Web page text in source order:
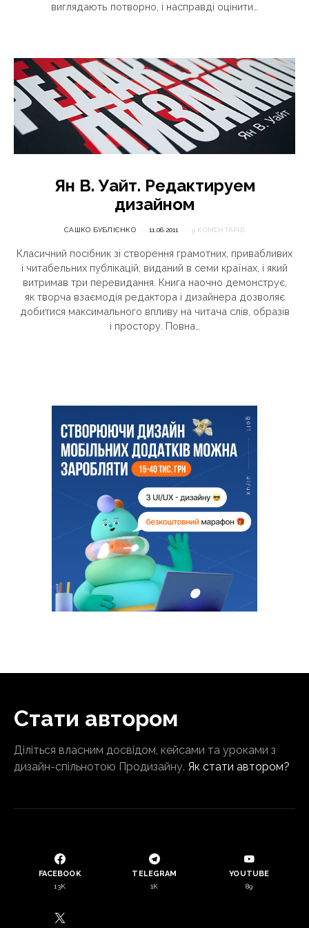
виглядають потворно, і насправді оцінити…
Ян В. Уайт. Редактируем
дизайном
САШКО БУБЛІЄНКО 11.06.2011 9 КОМЕНТАРІВ
Класичний посібник зі створення грамотних, привабливих
і читабельних публікацій, виданий в семи країнах, і який
витримав три перевидання. Книга наочно демонструє,
як творча взаємодія редактора і дизайнера дозволяє
добитися максимального впливу на читача слів, образів
і простору. Повна…
Стати автором
Діліться власним досвідом, кейсами та уроками з
дизайн-спільнотою Продизайну. Як стати автором?
FACEBOOK
13K
TELEGRAM
1K
YOUTUBE
89